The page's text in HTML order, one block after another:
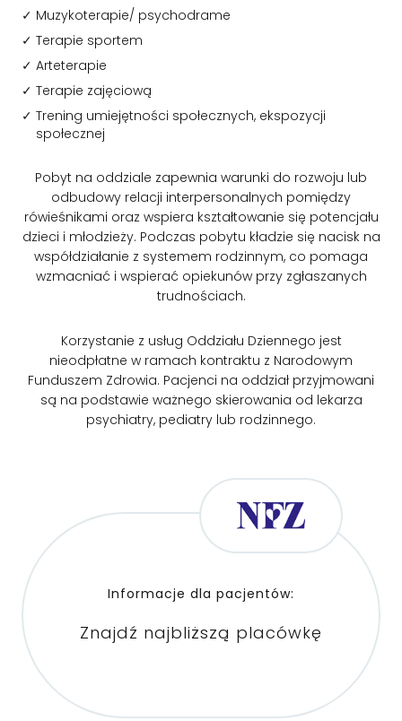
Muzykoterapie/ psychodrame
Terapie sportem
Arteterapie
Terapie zajęciową
Trening umiejętności społecznych, ekspozycji
społecznej
Pobyt na oddziale zapewnia warunki do rozwoju lub
odbudowy relacji interpersonalnych pomiędzy
rówieśnikami oraz wspiera kształtowanie się potencjału
dzieci i młodzieży. Podczas pobytu kładzie się nacisk na
współdziałanie z systemem rodzinnym, co pomaga
wzmacniać i wspierać opiekunów przy zgłaszanych
trudnościach.
Korzystanie z usług Oddziału Dziennego jest
nieodpłatne w ramach kontraktu z Narodowym
Funduszem Zdrowia. Pacjenci na oddział przyjmowani
są na podstawie ważnego skierowania od lekarza
psychiatry, pediatry lub rodzinnego.
Informacje dla pacjentów:
Znajdź najbliższą placówkę